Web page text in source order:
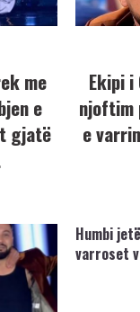
me
e
gjatë
Ekipi
njoftim
e
Humbi
varroset